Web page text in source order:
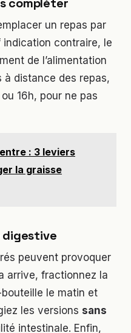
compléter
un repas par
indication contraire, le
de l’alimentation
à distance des repas,
16h, pour ne pas
: 3 leviers
la graisse
digestive
peuvent provoquer
arrive, fractionnez la
le matin et
les versions sans
intestinale. Enfin,